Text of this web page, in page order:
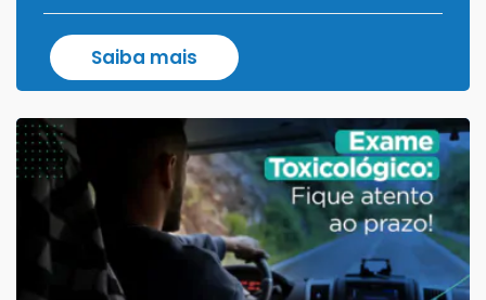
Saiba mais